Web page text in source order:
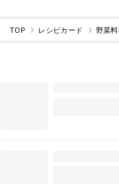
TOP レシピカード 野菜